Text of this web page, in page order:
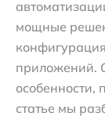
мощные
приложений.
особенности,
статье мы